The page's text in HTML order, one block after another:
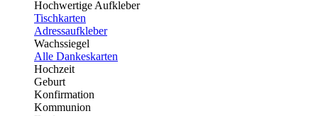
Hochwertige Aufkleber
Tischkarten
Adressaufkleber
Wachssiegel
Alle Dankeskarten
Hochzeit
Geburt
Konfirmation
Kommunion